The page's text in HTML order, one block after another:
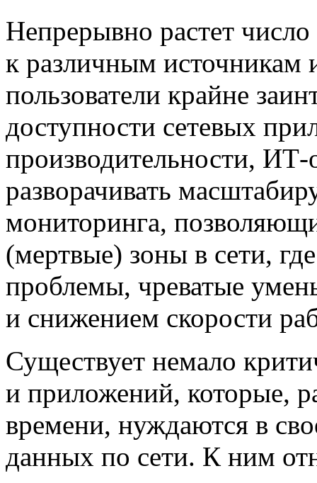
Непрерывно растет
к различным
пользователи крайне
доступности сетевых
производительности, ИТ-
разворачивать
мониторинга,
(мертвые) зоны в сети,
проблемы, чреватые
и снижением скорости
Существует немало
и приложений, которые,
времени, нуждаются в
данных по сети. К ним